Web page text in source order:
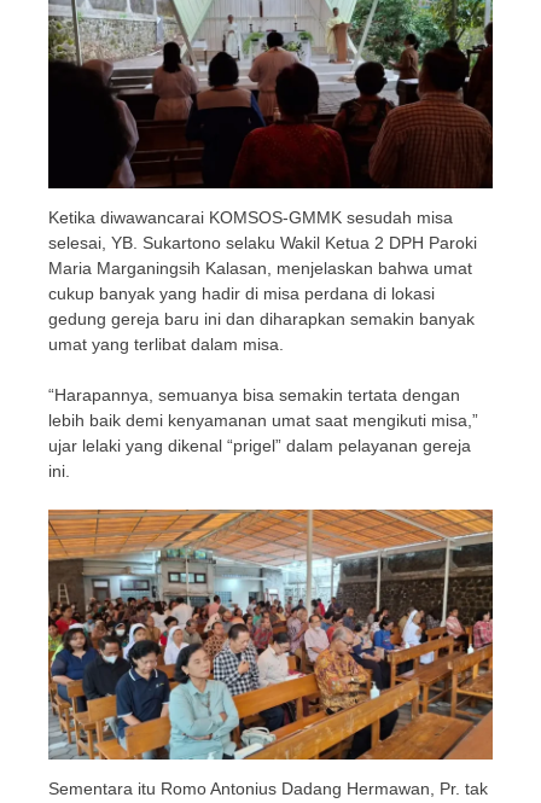
Ketika diwawancarai KOMSOS-GMMK sesudah misa
selesai, YB. Sukartono selaku Wakil Ketua 2 DPH Paroki
Maria Marganingsih Kalasan, menjelaskan bahwa umat
cukup banyak yang hadir di misa perdana di lokasi
gedung gereja baru ini dan diharapkan semakin banyak
umat yang terlibat dalam misa.
“Harapannya, semuanya bisa semakin tertata dengan
lebih baik demi kenyamanan umat saat mengikuti misa,”
ujar lelaki yang dikenal “prigel” dalam pelayanan gereja
ini.
Sementara itu Romo Antonius Dadang Hermawan, Pr. tak